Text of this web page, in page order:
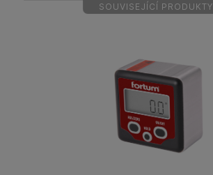
SOUVISEJÍCÍ PRODUKTY